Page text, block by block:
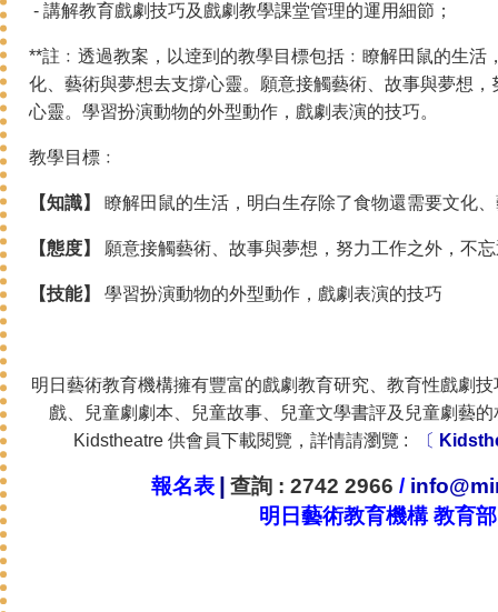
- 講解教育戲劇技巧及戲劇教學課堂管理的運用細節；
**註﹕透過教案，以逹到的教學目標包括﹕瞭解田鼠的生活
化、藝術與夢想去支撐心靈。願意接觸藝術、故事與夢想
心靈。學習扮演動物的外型動作，戲劇表演的技巧。
教學目標﹕
【知識】 瞭解田鼠的生活，明白生存除了食物還需要文化
【態度】 願意接觸藝術、故事與夢想，努力工作之外，不
【技能】 學習扮演動物的外型動作，戲劇表演的技巧
明日藝術教育機構擁有豐富的戲劇教育研究、教育性戲劇
戲、兒童劇劇本、兒童故事、兒童文學書評及兒童劇藝
Kidstheatre 供會員下載閱覽，詳情請瀏覽 :
〔
報名表 | 查詢 : 2742 2966 /
明日藝術教育機構 教育部